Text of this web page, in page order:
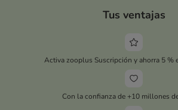
Tus ventajas
Activa zooplus Suscripción y ahorra 5 %
Con la confianza de +10 millones